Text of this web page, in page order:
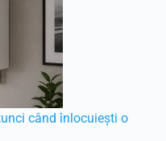
când înlocuiești o